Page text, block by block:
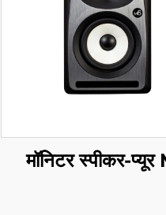
मॉनिटर स्पीकर-